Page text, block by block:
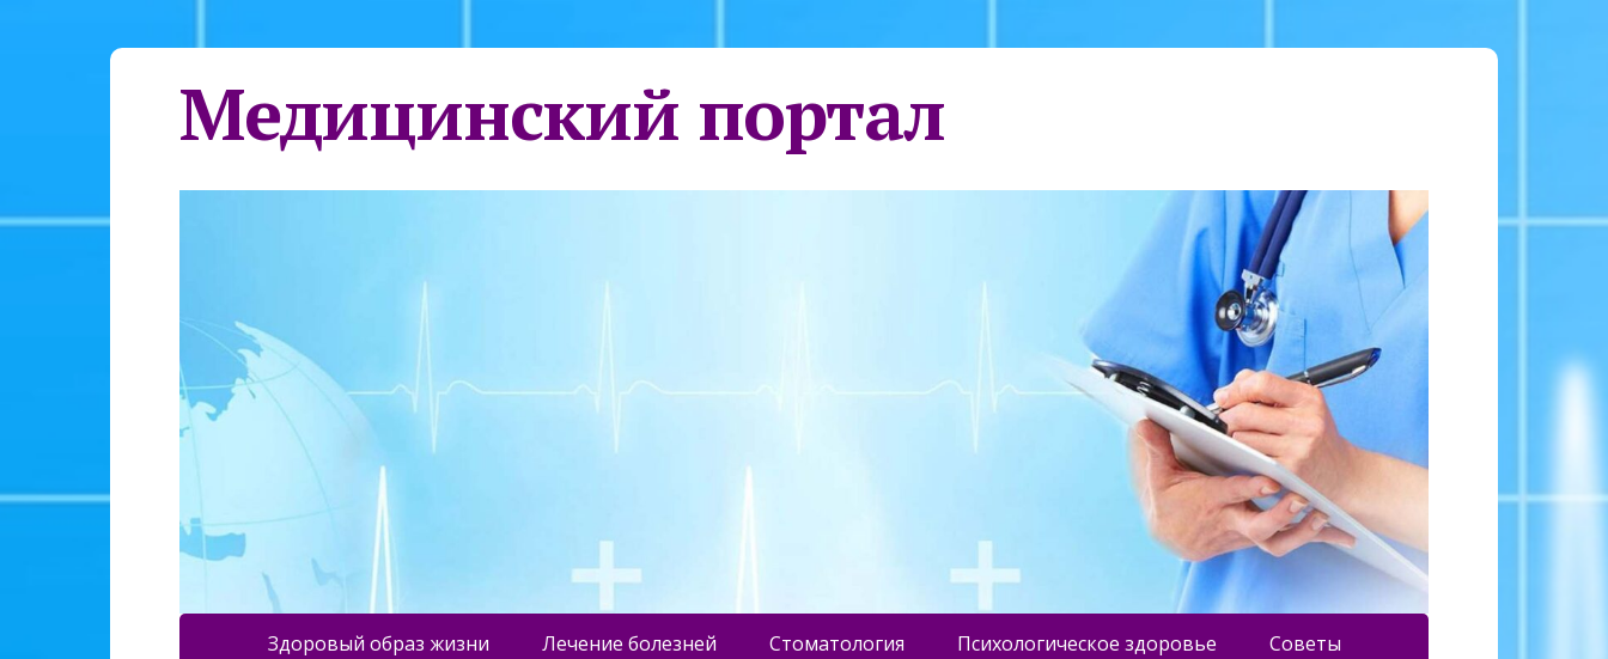
Медицинский портал
Здоровый образ жизни Лечение болезней Стоматология Психологическое здоровье Советы